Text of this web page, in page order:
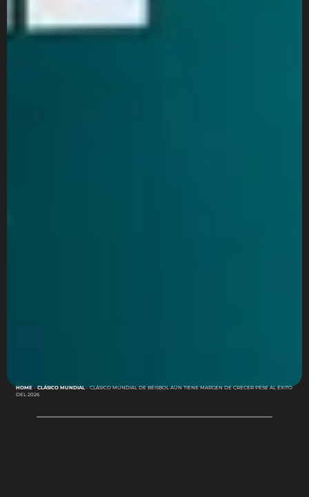
HOME-CLÁSICO MUNDIAL-CLÁSICO MUNDIAL DE BÉISBOL AÚN TIENE MARGEN DE CRECER PESE AL ÉXITO
DEL 2026